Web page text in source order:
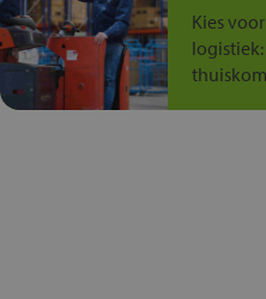
Kies